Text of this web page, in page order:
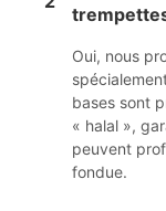
Oui, nous
bases sont
« halal »,
peuvent
fondue.